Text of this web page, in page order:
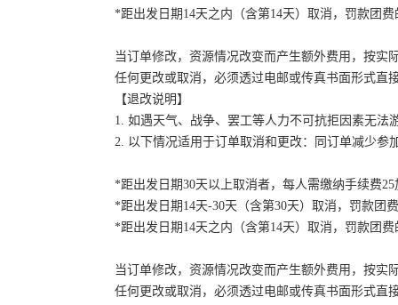
*距出发日期14天之内（含第14天）取消，罚款团费
当订单修改，资源情况改变而产生额外费用，按实
任何更改或取消，必须透过电邮或传真书面形式直
【退改说明】
1. 如遇天气、战争、罢工等人力不可抗拒因素无
2. 以下情况适用于订单取消和更改：同订单减少
*距出发日期30天以上取消者，每人需缴纳手续费
*距出发日期14天-30天（含第30天）取消，罚款团
*距出发日期14天之内（含第14天）取消，罚款团费
当订单修改，资源情况改变而产生额外费用，按实
任何更改或取消，必须透过电邮或传真书面形式直